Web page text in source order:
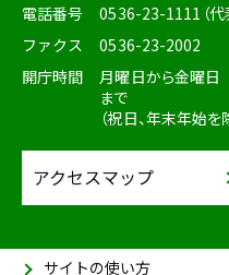
電話番号
0536-23-1111（代
ファクス
0536-23-2002
開庁時間
月曜日から金曜日
まで
（祝日、年末年始を
アクセスマップ
サイトの使い方